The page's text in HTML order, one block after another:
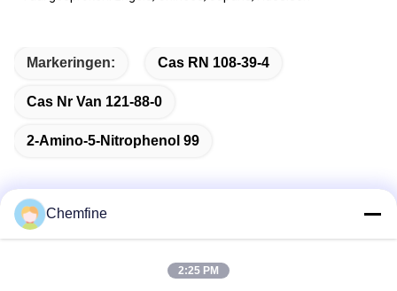
Markeringen: Cas RN 108-39-4
Cas Nr Van 121-88-0
2-Amino-5-Nitrophenol 99
Chemfine
2:25 PM